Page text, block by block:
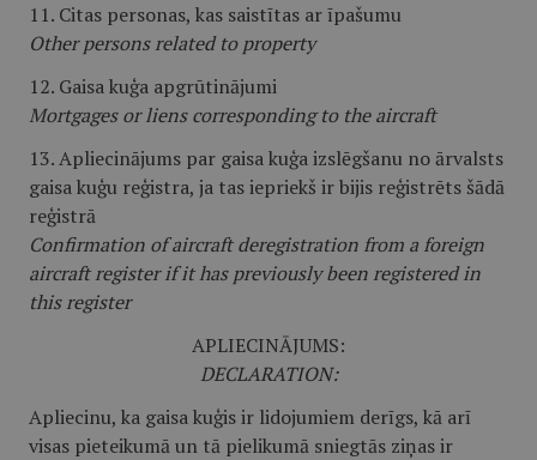
11. Citas personas, kas saistītas ar īpašumu
Other persons related to property
12. Gaisa kuģa apgrūtinājumi
Mortgages or liens corresponding to the aircraft
13. Apliecinājums par gaisa kuģa izslēgšanu no ārvalsts
gaisa kuģu reģistra, ja tas iepriekš ir bijis reģistrēts šādā
reģistrā
Confirmation of aircraft deregistration from a foreign
aircraft register if it has previously been registered in
this register
APLIECINĀJUMS:
DECLARATION:
Apliecinu, ka gaisa kuģis ir lidojumiem derīgs, kā arī
visas pieteikumā un tā pielikumā sniegtās ziņas ir